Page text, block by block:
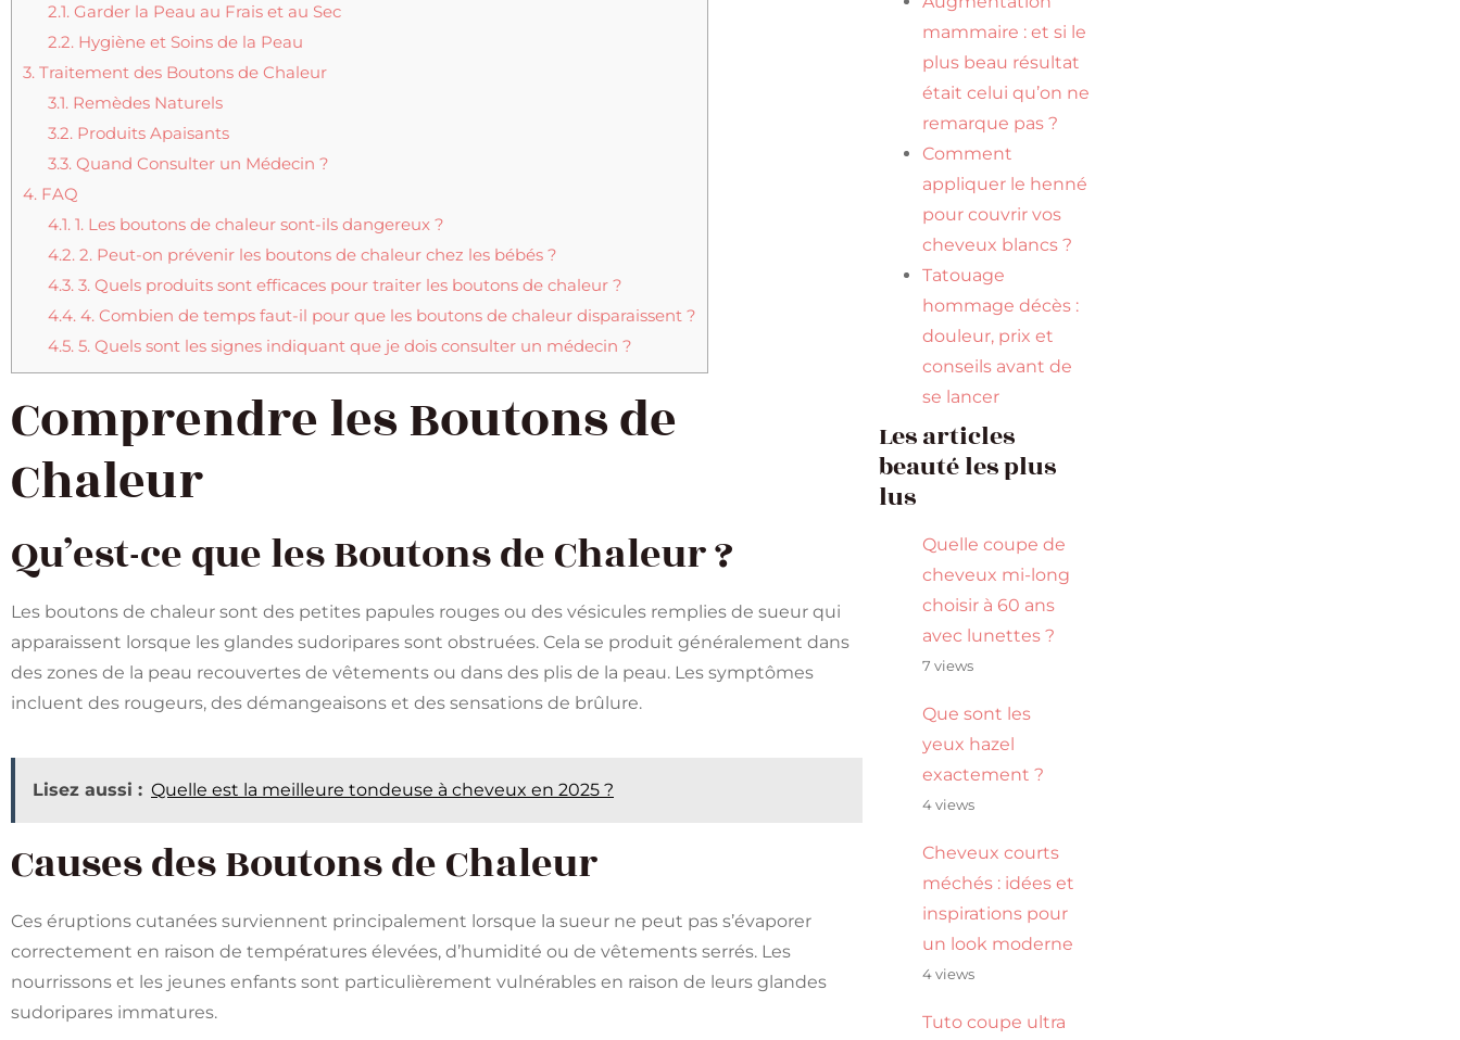
2.1.Garder la Peau au Frais et au Sec
2.2.Hygiène et Soins de la Peau
3. Traitement des Boutons de Chaleur
3.1.Remèdes Naturels
3.2.Produits Apaisants
3.3.Quand Consulter un Médecin ?
4. FAQ
4.1.1. Les boutons de chaleur sont-ils dangereux ?
4.2.2. Peut-on prévenir les boutons de chaleur chez les bébés ?
4.3.3. Quels produits sont efficaces pour traiter les boutons de chaleur ?
4.4.4. Combien de temps faut-il pour que les boutons de chaleur disparaissent ?
4.5.5. Quels sont les signes indiquant que je dois consulter un médecin ?
Comprendre les Boutons de
Chaleur
Qu’est-ce que les Boutons de Chaleur ?
Les boutons de chaleur sont des petites papules rouges ou des vésicules remplies de sueur qui
apparaissent lorsque les glandes sudoripares sont obstruées. Cela se produit généralement dans
des zones de la peau recouvertes de vêtements ou dans des plis de la peau. Les symptômes
incluent des rougeurs, des démangeaisons et des sensations de brûlure​.
Lisez aussi : Quelle est la meilleure tondeuse à cheveux en 2025 ?
Causes des Boutons de Chaleur
Ces éruptions cutanées surviennent principalement lorsque la sueur ne peut pas s’évaporer
correctement en raison de températures élevées, d’humidité ou de vêtements serrés. Les
nourrissons et les jeunes enfants sont particulièrement vulnérables en raison de leurs glandes
sudoripares immatures.
mammaire : et si le
plus beau résultat
était celui qu’on ne
remarque pas ?
Comment
appliquer le henné
pour couvrir vos
cheveux blancs ?
Tatouage
hommage décès :
douleur, prix et
conseils avant de
se lancer
Les articles
beauté les plus
lus
Quelle coupe de
cheveux mi-long
choisir à 60 ans
avec lunettes ?
7 views
Que sont les
yeux hazel
exactement ?
4 views
Cheveux courts
méchés : idées et
inspirations pour
un look moderne
4 views
Tuto coupe ultra